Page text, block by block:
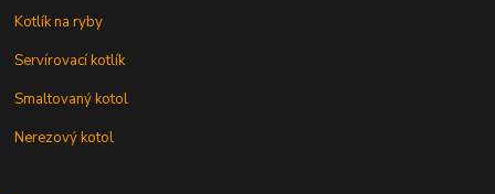
Kotlík na ryby
Servírovací kotlík
Smaltovaný kotol
Nerezový kotol